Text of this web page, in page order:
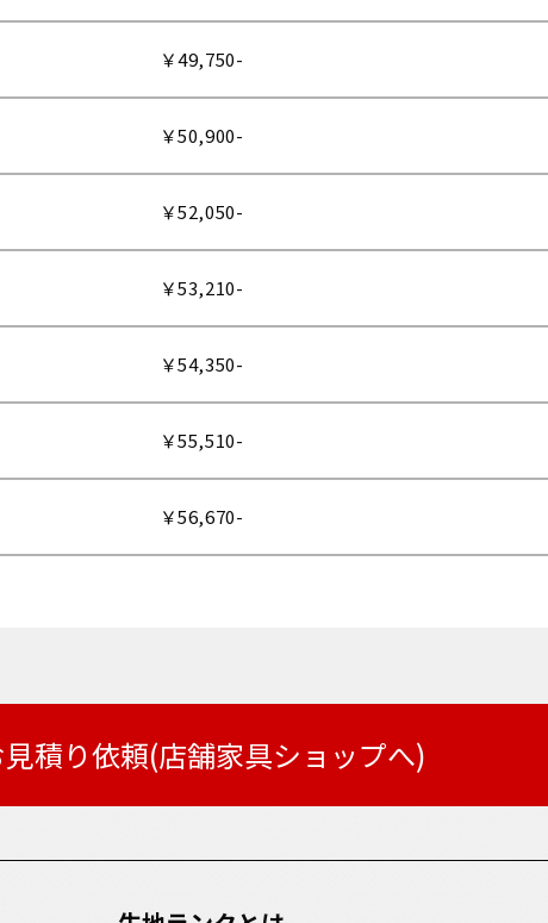
￥49,750-
￥50,900-
￥52,050-
￥53,210-
￥54,350-
￥55,510-
￥56,670-
見積り依頼(店舗家具ショップへ)